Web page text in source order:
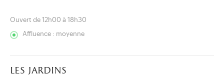
Ouvert de 12h00 à 18h30
Affluence : moyenne
les jardins